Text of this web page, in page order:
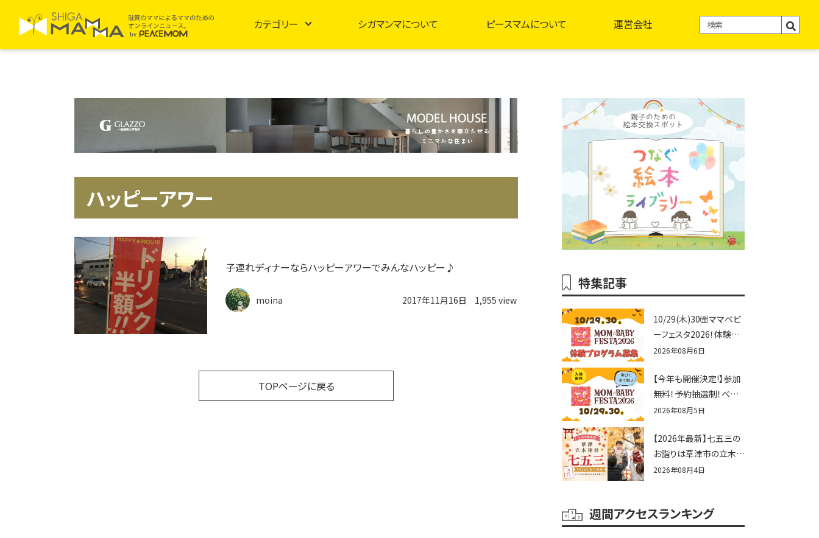
カテゴリー シガマンマについて ピースマムについて 運営会社
ハッピーアワー
子連れディナーならハッピーアワーでみんなハッピー♪
moina 2017年11月16日 1,955 view
TOPページに戻る
特集記事
10/29(木)30㈮ママベビ
ーフェスタ2026！体験プ
ログラム募集♪赤ちゃん
せんか？
2026年08月6日
【今年も開催決定!】参加
無料！予約抽選制！ベビ
ーファミリー必見☆入場
ママベビーフェスタ
2026！親子で楽しもう
♪inピエリ守山
2026年08月5日
【2026年最新】七五三の
お詣りは草津市の立木神
社へ♪七五三お祝い企
2026年08月4日
週間アクセスランキング